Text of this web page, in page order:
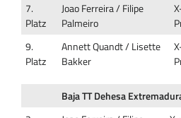
7.
Platz
Joao Ferreira / Filipe
Palmeiro
9.
Platz
Annett Quandt / Lisette
Bakker
Baja TT Dehesa